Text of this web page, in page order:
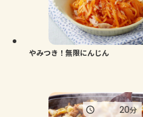
やみつき！無限にんじん
20分